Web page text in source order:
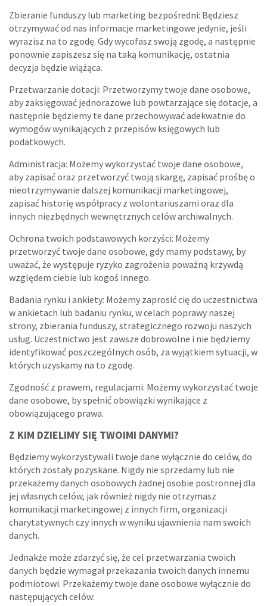
Zbieranie funduszy lub marketing bezpośredni: Będziesz
otrzymywać od nas informacje marketingowe jedynie, jeśli
wyrazisz na to zgodę. Gdy wycofasz swoją zgodę, a następnie
ponownie zapiszesz się na taką komunikację, ostatnia
decyzja będzie wiążąca.
Przetwarzanie dotacji: Przetworzymy twoje dane osobowe,
aby zaksięgować jednorazowe lub powtarzające się dotacje, a
następnie będziemy te dane przechowywać adekwatnie do
wymogów wynikających z przepisów księgowych lub
podatkowych.
Administracja: Możemy wykorzystać twoje dane osobowe,
aby zapisać oraz przetworzyć twoją skargę, zapisać prośbę o
nieotrzymywanie dalszej komunikacji marketingowej,
zapisać historię współpracy z wolontariuszami oraz dla
innych niezbędnych wewnętrznych celów archiwalnych.
Ochrona twoich podstawowych korzyści: Możemy
przetworzyć twoje dane osobowe, gdy mamy podstawy, by
uważać, że występuje ryzyko zagrożenia poważną krzywdą
względem ciebie lub kogoś innego.
Badania rynku i ankiety: Możemy zaprosić cię do uczestnictwa
w ankietach lub badaniu rynku, w celach poprawy naszej
strony, zbierania funduszy, strategicznego rozwoju naszych
usług. Uczestnictwo jest zawsze dobrowolne i nie będziemy
identyfikować poszczególnych osób, za wyjątkiem sytuacji, w
których uzyskamy na to zgodę.
Zgodność z prawem, regulacjami: Możemy wykorzystać twoje
dane osobowe, by spełnić obowiązki wynikające z
obowiązującego prawa.
Z KIM DZIELIMY SIĘ TWOIMI DANYMI?
Będziemy wykorzystywali twoje dane wyłącznie do celów, do
których zostały pozyskane. Nigdy nie sprzedamy lub nie
przekażemy danych osobowych żadnej osobie postronnej dla
jej własnych celów, jak również nigdy nie otrzymasz
komunikacji marketingowej z innych firm, organizacji
charytatywnych czy innych w wyniku ujawnienia nam swoich
danych.
Jednakże może zdarzyć się, że cel przetwarzania twoich
danych będzie wymagał przekazania twoich danych innemu
podmiotowi. Przekażemy twoje dane osobowe wyłącznie do
następujących celów: